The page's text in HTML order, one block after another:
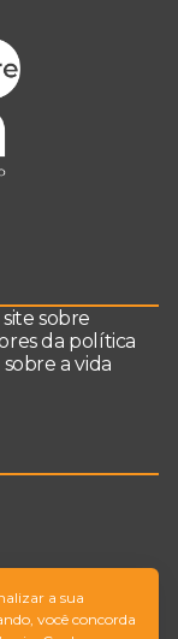
sobre
da política
a vida
a sua
você concorda